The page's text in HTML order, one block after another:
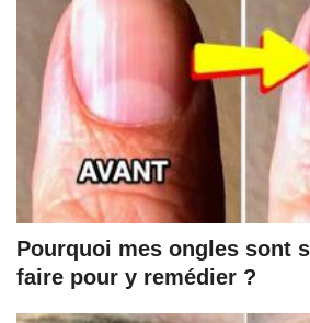
Pourquoi mes ongles sont
faire pour y remédier ?